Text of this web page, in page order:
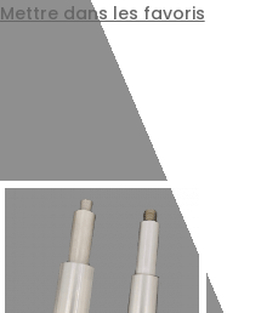
Mettre dans les favoris